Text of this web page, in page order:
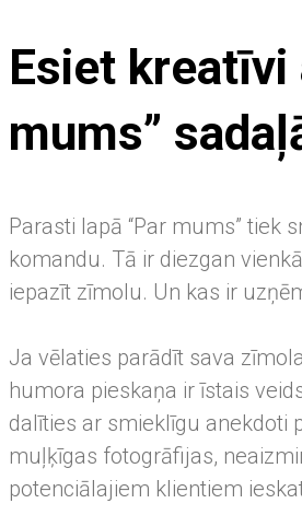
Esiet kreatīvi
mums”
Parasti lapā “Par mums”
komandu. Tā ir diezgan
iepazīt zīmolu. Un kas ir
Ja vēlaties parādīt sava
humora pieskaņa ir īstais
dalīties ar smieklīgu anekdoti
muļķīgas fotogrāfijas,
potenciālajiem klientiem